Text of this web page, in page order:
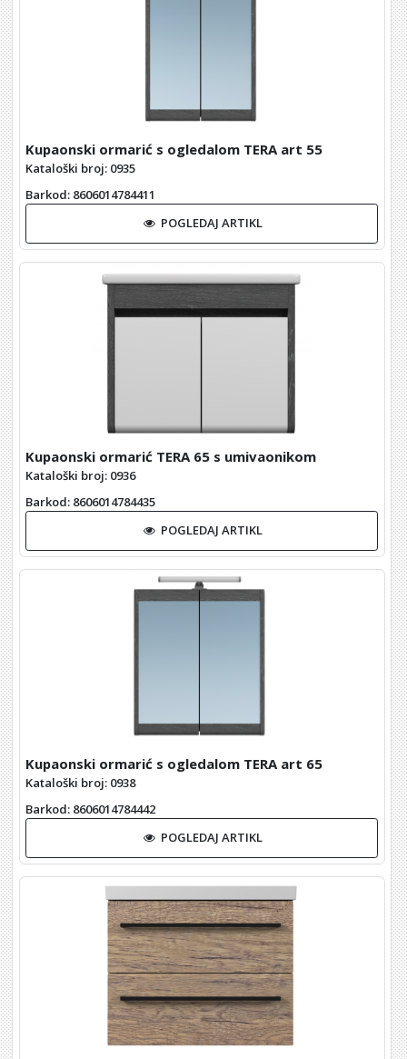
Kupaonski ormarić s ogledalom TERA art 55
Kataloški broj: 0935
Barkod: 8606014784411
POGLEDAJ ARTIKL
Kupaonski ormarić TERA 65 s umivaonikom
Kataloški broj: 0936
Barkod: 8606014784435
POGLEDAJ ARTIKL
Kupaonski ormarić s ogledalom TERA art 65
Kataloški broj: 0938
Barkod: 8606014784442
POGLEDAJ ARTIKL